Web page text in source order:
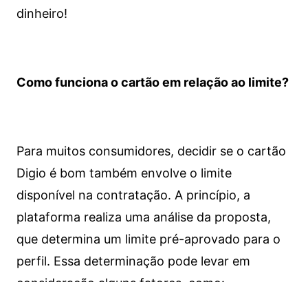
dinheiro!
Como funciona o cartão em relação ao limite?
Para muitos consumidores, decidir se o cartão
Digio é bom também envolve o limite
disponível na contratação. A princípio, a
plataforma realiza uma análise da proposta,
que determina um limite pré-aprovado para o
perfil. Essa determinação pode levar em